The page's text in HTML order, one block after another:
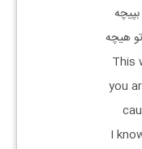
هیچه
This
you
I